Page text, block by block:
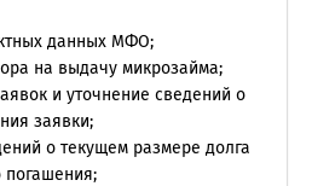
данных МФО;
на выдачу микрозайма;
и уточнение сведений о
заявки;
о текущем размере долга
погашения;